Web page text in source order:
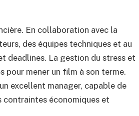
En collaboration avec la
des équipes techniques et au
deadlines. La gestion du stress et
pour mener un film à son terme.
excellent manager, capable de
contraintes économiques et